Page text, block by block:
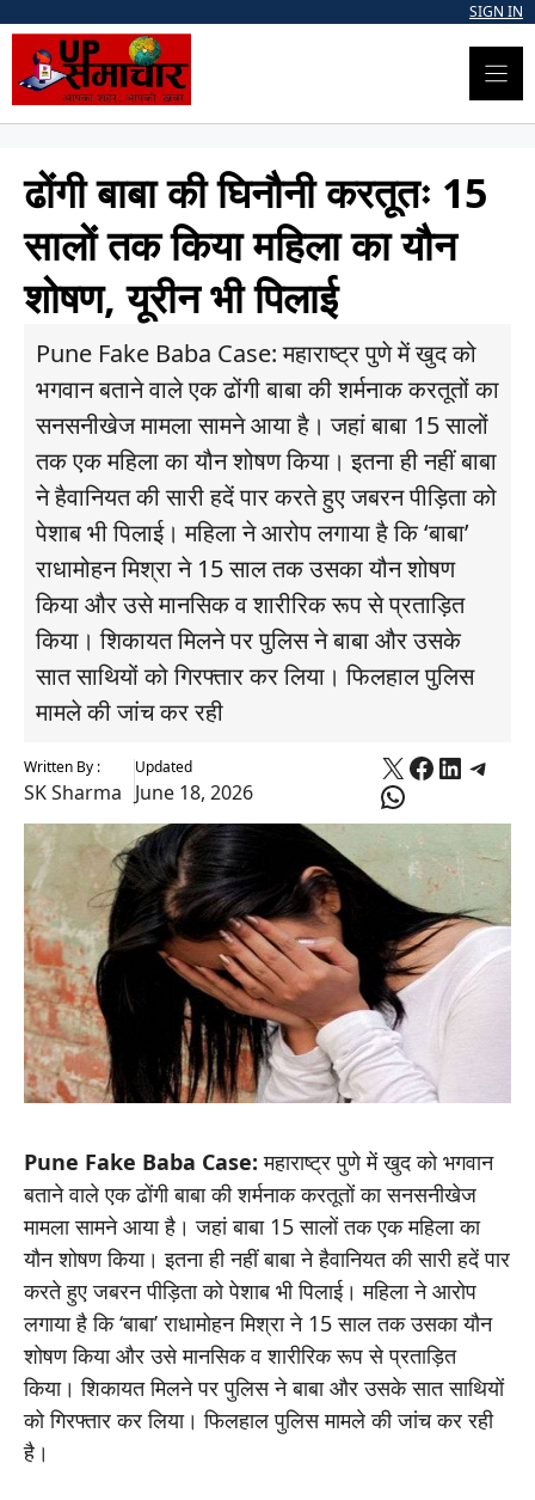
content
SIGN IN
ढोंगी बाबा की घिनौनी करतूतः 15
सालों तक किया महिला का यौन
शोषण, यूरीन भी पिलाई
Pune Fake Baba Case: महाराष्ट्र पुणे में खुद को
भगवान बताने वाले एक ढोंगी बाबा की शर्मनाक करतूतों का
सनसनीखेज मामला सामने आया है। जहां बाबा 15 सालों
तक एक महिला का यौन शोषण किया। इतना ही नहीं बाबा
ने हैवानियत की सारी हदें पार करते हुए जबरन पीड़िता को
पेशाब भी पिलाई। महिला ने आरोप लगाया है कि ‘बाबा’
राधामोहन मिश्रा ने 15 साल तक उसका यौन शोषण
किया और उसे मानसिक व शारीरिक रूप से प्रताड़ित
किया। शिकायत मिलने पर पुलिस ने बाबा और उसके
सात साथियों को गिरफ्तार कर लिया। फिलहाल पुलिस
मामले की जांच कर रही
Written By :
SK Sharma
Updated
June 18, 2026
X Facebook
WhatsApp
Pune Fake Baba Case:महाराष्ट्र पुणे में खुद को भगवान
बताने वाले एक ढोंगी बाबा की शर्मनाक करतूतों का सनसनीखेज
मामला सामने आया है। जहां बाबा 15 सालों तक एक महिला का
यौन शोषण किया। इतना ही नहीं बाबा ने हैवानियत की सारी हदें पार
करते हुए जबरन पीड़िता को पेशाब भी पिलाई। महिला ने आरोप
लगाया है कि ‘बाबा’ राधामोहन मिश्रा ने 15 साल तक उसका यौन
शोषण किया और उसे मानसिक व शारीरिक रूप से प्रताड़ित
किया। शिकायत मिलने पर पुलिस ने बाबा और उसके सात साथियों
को गिरफ्तार कर लिया। फिलहाल पुलिस मामले की जांच कर रही
है।